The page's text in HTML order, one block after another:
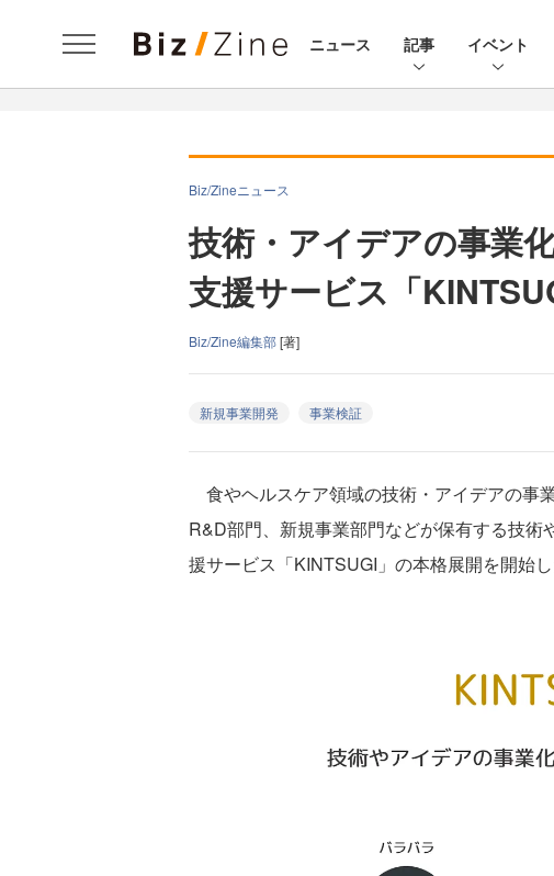
ニュース 記事 イベント
Biz/Zineニュース
技術・アイデアの事業
支援サービス「
Biz/Zine編集部[著]
新規事業開発 事業検証
食やヘルスケア領域の技術・アイデアの事
R&D部門、新規事業部門などが保有する技
援サービス「KINTSUGI」の本格展開を開始し